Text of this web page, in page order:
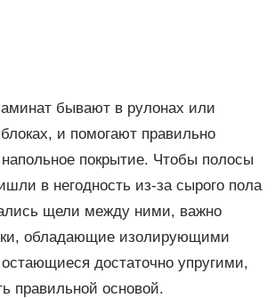
бывают в рулонах или
и помогают правильно
покрытие. Чтобы полосы
в негодность из-за сырого пола
щели между ними, важно
обладающие изолирующими
достаточно упругими,
правильной основой.